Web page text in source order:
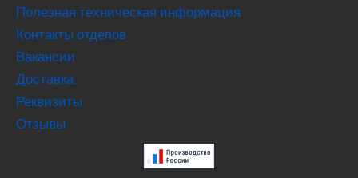
Полезная техническая информация
Контакты отделов
Вакансии
Доставка
Реквизиты
Отзывы